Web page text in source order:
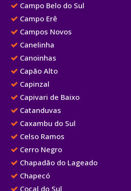
Campo Belo do Sul
Campo Erê
Campos Novos
Canelinha
Canoinhas
Capão Alto
Capinzal
Capivari de Baixo
Catanduvas
Caxambu do Sul
Celso Ramos
Cerro Negro
Chapadão do Lageado
Chapecó
Cocal do Sul